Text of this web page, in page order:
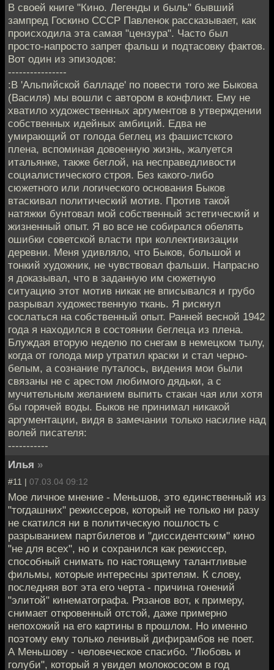
В своей книге "Кино. Легенды и быль" бывший
зампред Госкино СССР Павленок рассказывает, как
происходила эта самая "цензура". Часто был
просто-напросто запрет фальш и подтасовку фактов.
Вот один из эпизодов:
----------------
:В 'Альпийской балладе' по повести того же Быкова
(Василя) мы вошли с автором в конфликт. Ему не
хватило художественных аргументов в утверждении
собственных идейных амбиций. Едва не
умирающий от голода беглец из фашистского
плена, вспоминая довоенную жизнь, жалуется
итальянке, также беглой, на несправедливости
социалистического строя. Без какого-либо
сюжетного или логического основания Быков
втаскивал политический мотив. Против такой
натяжки бунтовал мой собственный эстетический и
жизненный опыт. Я во все не собирался обелять
ошибки советской власти при коллективизации
деревни. Меня удивляло, что Быков, большой и
тонкий художник, не чувствовал фальши. Напрасно
я доказывал, что в заданную им сюжетную
ситуацию этот мотив никак не вписывался и грубо
разрывал художественную ткань. Я рискнул
сослаться на собственный опыт. Ранней весной 1942
года я находился в состоянии беглеца из плена.
Блуждая вторую неделю по снегам в немецком тылу,
когда от голода мир утратил краски и стал черно-
белым, а сознание путалось, видения мои были
связаны не с арестом любимого дядьки, а с
мучительным желанием выпить стакан чая или хотя
бы горячей воды. Быков не принимал никакой
аргументации, видя в замечании только насилие над
волей писателя:
-----------
Илья »
#11 | 07.03.04 09:12
Мое личное мнение - Меньшов, это единственный из
"тогдашних" режиссеров, который не только ни разу
не скатился ни в политическую пошлость с
разрыванием партбилетов и "диссидентским" кино
"не для всех", но и сохранился как режиссер,
способный снимать по настоящему талантливые
фильмы, которые интересны зрителям. К слову,
последняя вот эта его черта - причина гонений
"элитой" кинематографа. Рязанов вот, к примеру,
снимает откровенный отстой, даже примерно
непохожий на его картины в прошлом. Но именно
поэтому ему только ленивый дифирамбов не поет.
А Меньшову - человеческое спасибо. "Любовь и
голуби", который я увидел молокососом в год